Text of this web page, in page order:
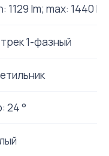
1129 lm; max: 1440 lm
1-фазный
24 °